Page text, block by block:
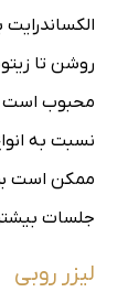
روشن تا
محبوب است
نسبت به
ممکن است
جلسات
لیزر روبی